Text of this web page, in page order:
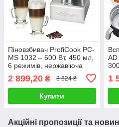
Піновзбивач ProfiCook PC-
MS 1032 – 600 Вт, 450 мл,
6 режимів, нержавіюча
2 899,20 ₴ 3 624 ₴
Купити
1
Акційні пропозиції та